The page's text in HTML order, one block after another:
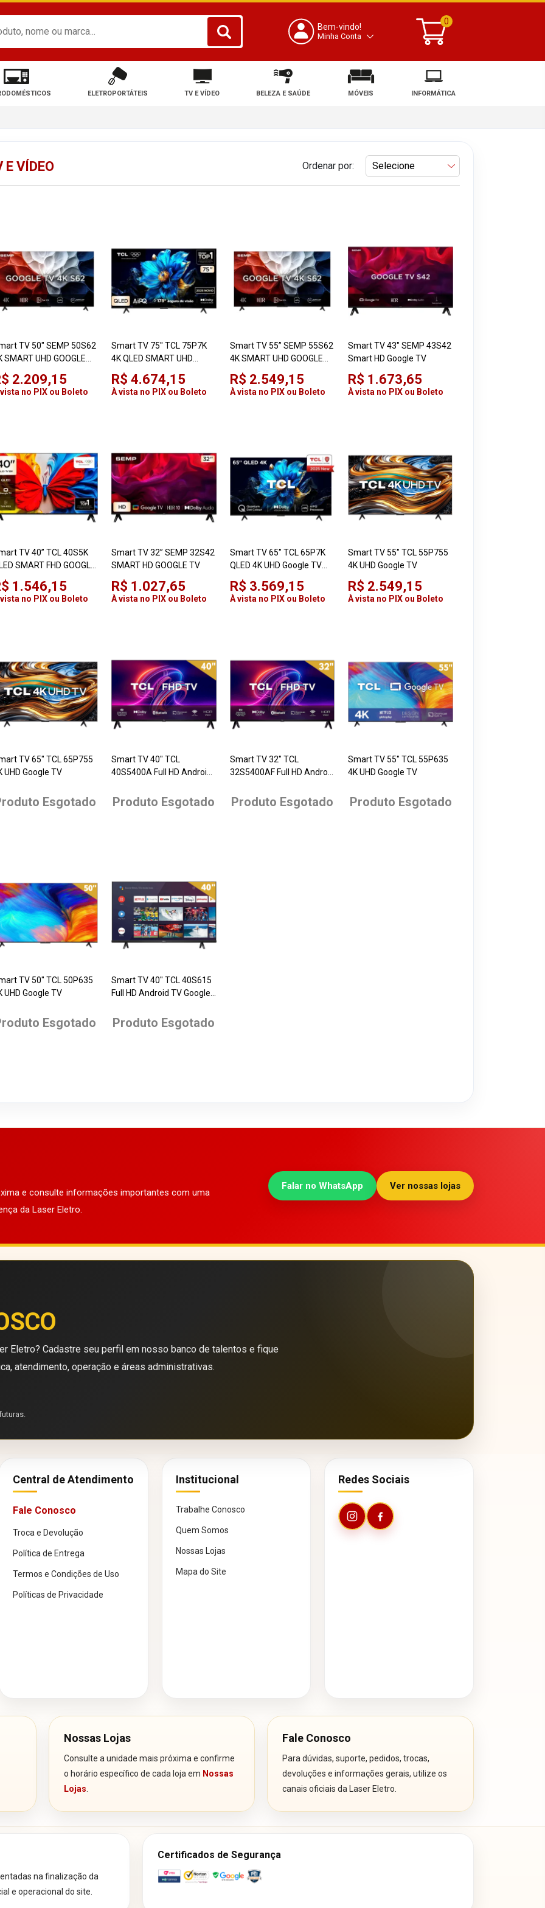
Bem-vindo!
Minha Conta
0
ELETROPORTÁTEIS TV E VÍDEO BELEZA E SAÚDE MÓVEIS INFORMÁTICA
E VÍDEO Ordenar por:
TV 50" SEMP 50S62
SMART UHD GOOGLE
2.209,15
no PIX ou Boleto
Smart TV 75" TCL 75P7K
4K QLED SMART UHD
GOOGLE TV
R$ 4.674,15
À vista no PIX ou Boleto
Smart TV 55” SEMP 55S62
4K SMART UHD GOOGLE
R$ 2.549,15
À vista no PIX ou Boleto
Smart TV 43" SEMP 43S42
Smart HD Google TV
R$ 1.673,65
À vista no PIX ou Boleto
TV 40” TCL 40S5K
SMART FHD GOOGLE
1.546,15
no PIX ou Boleto
Smart TV 32” SEMP 32S42
SMART HD GOOGLE TV
R$ 1.027,65
À vista no PIX ou Boleto
Smart TV 65" TCL 65P7K
QLED 4K UHD Google TV
com HDR10, Dolby Vision e
Dolby Atmos
R$ 3.569,15
À vista no PIX ou Boleto
Smart TV 55" TCL 55P755
4K UHD Google TV
R$ 2.549,15
À vista no PIX ou Boleto
TV 65" TCL 65P755
UHD Google TV
Esgotado
Smart TV 40" TCL
40S5400A Full HD Android
Produto Esgotado
Smart TV 32" TCL
32S5400AF Full HD Android
Produto Esgotado
Smart TV 55" TCL 55P635
4K UHD Google TV
Produto Esgotado
TV 50" TCL 50P635
UHD Google TV
Esgotado
Smart TV 40" TCL 40S615
Full HD Android TV Google
Produto Esgotado
e consulte informações importantes com uma
da Laser Eletro.
Falar no WhatsApp Ver nossas lojas
Eletro? Cadastre seu perfil em nosso banco de talentos e fique
atendimento, operação e áreas administrativas.
Central de Atendimento
Fale Conosco
Troca e Devolução
Política de Entrega
Termos e Condições de Uso
Políticas de Privacidade
Institucional
Trabalhe Conosco
Quem Somos
Nossas Lojas
Mapa do Site
Redes Sociais
Nossas Lojas
Consulte a unidade mais próxima e confirme
o horário específico de cada loja em Nossas
Lojas
Fale Conosco
Para dúvidas, suporte, pedidos, trocas,
devoluções e informações gerais, utilize os
canais oficiais da Laser Eletro.
na finalização da
e operacional do site.
Certificados de Segurança